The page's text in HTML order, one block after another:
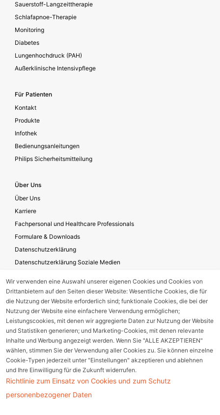
Sauerstoff-Langzeittherapie
Schlafapnoe-Therapie
Monitoring
Diabetes
Lungenhochdruck (PAH)
Außerklinische Intensivpflege
Für Patienten
Kontakt
Produkte
Infothek
Bedienungsanleitungen
Philips Sicherheitsmitteilung
Über Uns
Über Uns
Karriere
Fachpersonal und Healthcare Professionals
Formulare & Downloads
Datenschutzerklärung
Datenschutzerklärung Soziale Medien
Impressum
Unternehmensverantwortung
Gerätestörung melden
Nebenwirkungsmeldung
Cookie Einstellungen
Wir verwenden eine Auswahl unserer eigenen Cookies und Cookies von
Drittanbietern auf den Seiten dieser Website: Wesentliche Cookies, die für
die Nutzung der Website erforderlich sind; funktionale Cookies, die bei der
Nutzung der Website eine einfachere Verwendung ermöglichen;
Leistungscookies, mit denen wir aggregierte Daten zur Nutzung der Website
und Statistiken generieren; und Marketing-Cookies, mit denen relevante
Inhalte und Werbung angezeigt werden. Wenn Sie "ALLE AKZEPTIEREN"
wählen, stimmen Sie der Verwendung aller Cookies zu. Sie können einzelne
Cookie-Typen jederzeit unter "Einstellungen" akzeptieren und ablehnen
und Ihre Einwilligung für die Zukunft widerrufen.
Richtlinie zum Einsatz von Cookies und zum Schutz
personenbezogener Daten